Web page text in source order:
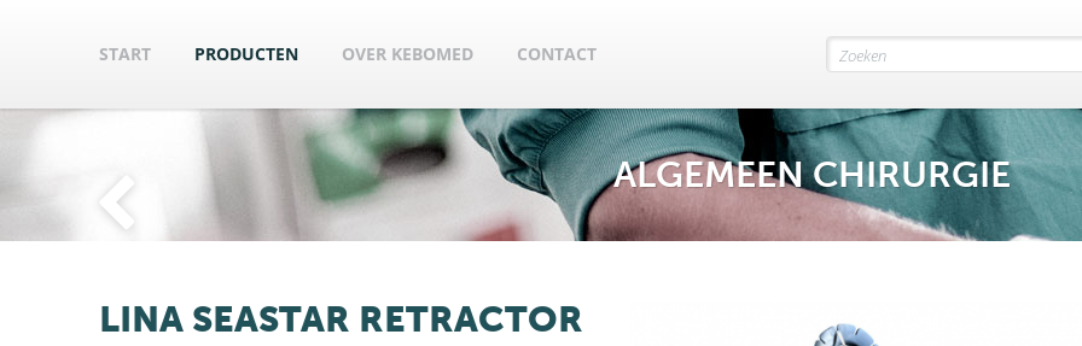
START PRODUCTEN OVER KEBOMED CONTACT
ALGEMEEN CHIRURGIE
LINA SEASTAR RETRACTOR